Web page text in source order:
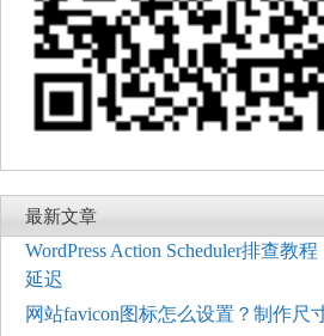
最新文章
WordPress Action Scheduler排查教
延迟
网站favicon图标怎么设置？制作尺